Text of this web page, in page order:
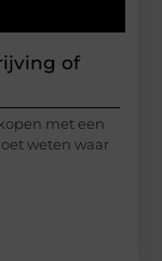
of
met een
weten waar